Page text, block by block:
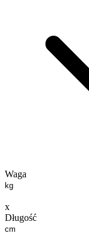
Waga
x
Długość